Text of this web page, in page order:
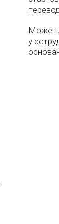
Может
у